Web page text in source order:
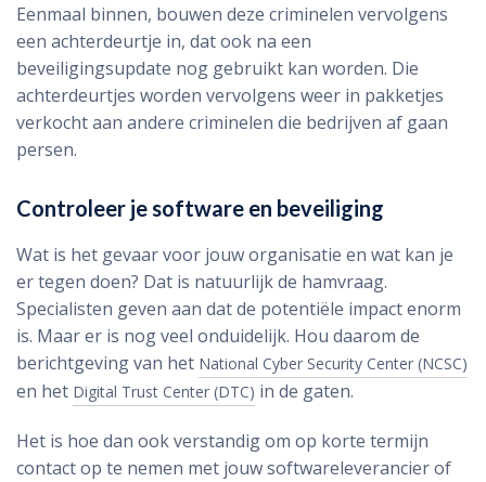
Eenmaal binnen, bouwen deze criminelen vervolgens
een achterdeurtje in, dat ook na een
beveiligingsupdate nog gebruikt kan worden. Die
achterdeurtjes worden vervolgens weer in pakketjes
verkocht aan andere criminelen die bedrijven af gaan
persen.
Controleer je software en beveiliging
Wat is het gevaar voor jouw organisatie en wat kan je
er tegen doen? Dat is natuurlijk de hamvraag.
Specialisten geven aan dat de potentiële impact enorm
is. Maar er is nog veel onduidelijk. Hou daarom de
berichtgeving van het National Cyber Security Center (NCSC)
en het Digital Trust Center (DTC) in de gaten.
Het is hoe dan ook verstandig om op korte termijn
contact op te nemen met jouw softwareleverancier of